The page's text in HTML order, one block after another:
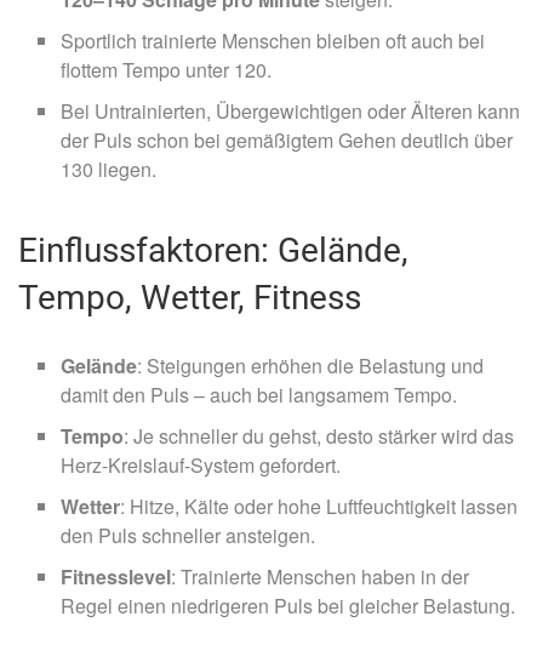
Sportlich trainierte Menschen bleiben oft auch bei
flottem Tempo unter 120.
Bei Untrainierten, Übergewichtigen oder Älteren kann
der Puls schon bei gemäßigtem Gehen deutlich über
130 liegen.
Einflussfaktoren: Gelände,
Tempo, Wetter, Fitness
Gelände: Steigungen erhöhen die Belastung und
damit den Puls – auch bei langsamem Tempo.
Tempo: Je schneller du gehst, desto stärker wird das
Herz-Kreislauf-System gefordert.
Wetter: Hitze, Kälte oder hohe Luftfeuchtigkeit lassen
den Puls schneller ansteigen.
Fitnesslevel: Trainierte Menschen haben in der
Regel einen niedrigeren Puls bei gleicher Belastung.